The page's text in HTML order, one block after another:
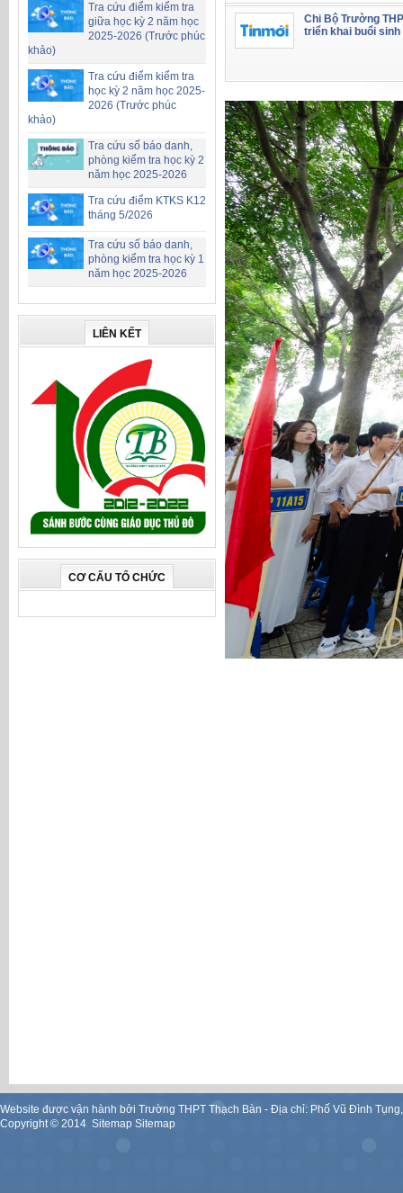
Tra cứu điểm kiểm tra
giữa học kỳ 2 năm học
2025-2026 (Trước phúc
khảo)
Tra cứu điểm kiểm tra
học kỳ 2 năm học 2025-
2026 (Trước phúc
khảo)
Tra cứu số báo danh,
phòng kiểm tra học kỳ 2
năm học 2025-2026
Tra cứu điểm KTKS K12
tháng 5/2026
Tra cứu số báo danh,
phòng kiểm tra học kỳ 1
năm học 2025-2026
LIÊN KẾT
CƠ CẤU TỔ CHỨC
Chi Bộ Trường
triển khai buổi
Website được vận hành bởi Trường THPT Thạch Bàn - Địa chỉ: Phố Vũ Đình
Copyright © 2014. Sitemap Sitemap